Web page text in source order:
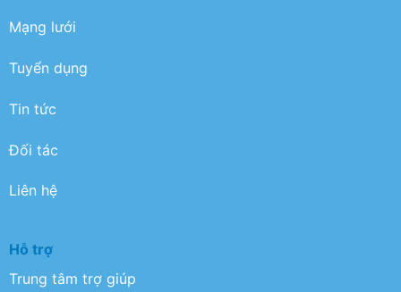
Mạng lưới
Tuyển dụng
Tin tức
Đối tác
Liên hệ
Hỗ trợ
Trung tâm trợ giúp